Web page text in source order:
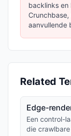
backlinks en
aanvullende
Related
Edge-
Een control-
die